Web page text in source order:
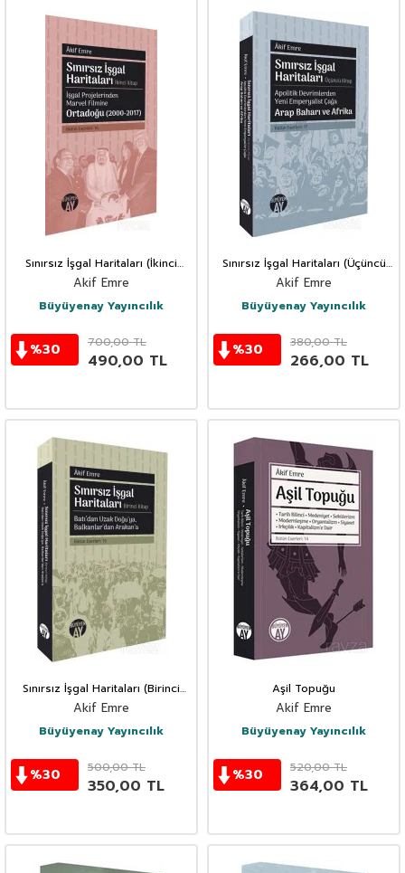
Sınırsız İşgal Haritaları (İkinci
Kitap)
Akif Emre
Büyüyenay Yayıncılık
%30 700,00TL
490,00 TL
Sınırsız İşgal Haritaları (Üçüncü
Kitap)
Akif Emre
Büyüyenay Yayıncılık
%30 380,00TL
266,00 TL
Sınırsız İşgal Haritaları (Birinci
Kitap)
Akif Emre
Büyüyenay Yayıncılık
%30 500,00TL
350,00 TL
Aşil Topuğu
Akif Emre
Büyüyenay Yayıncılık
%30 520,00TL
364,00 TL